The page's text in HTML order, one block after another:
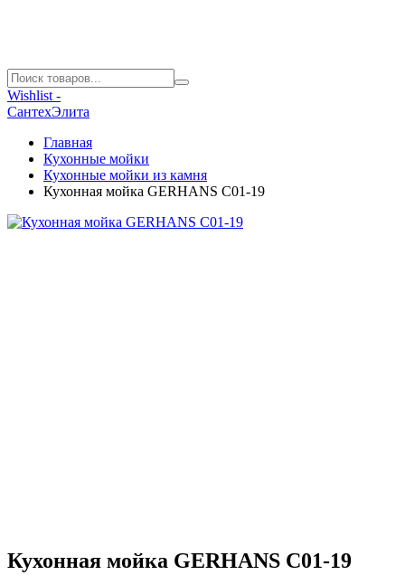
Wishlist -
СантехЭлита
Главная
Кухонные мойки
Кухонные мойки из камня
Кухонная мойка GERHANS C01-19
Кухонная мойка GERHANS C01-19